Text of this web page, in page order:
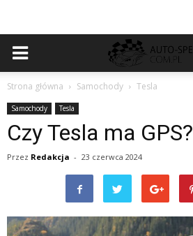
Strona główna Samochody Tesla
Samochody Tesla
Czy Tesla ma GPS?
Przez Redakcja - 23 czerwca 2024